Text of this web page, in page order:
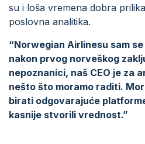
su i loša vremena dobra
poslovna analitika.
“Norwegian Airlinesu sam
nakon prvog norveškog
nepoznanici, naš CEO je za
nešto što moramo raditi.
birati odgovarajuće
kasnije stvorili vrednost.”